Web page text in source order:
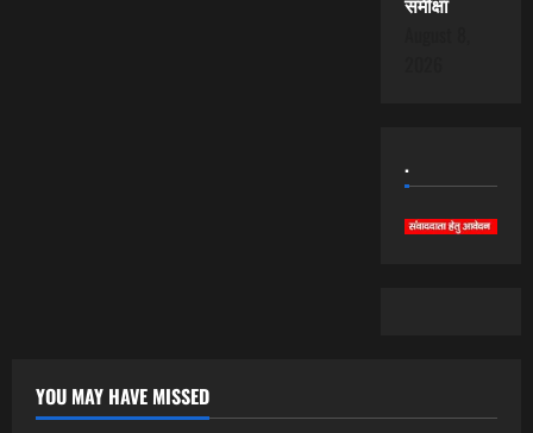
.
YOU MAY HAVE MISSED